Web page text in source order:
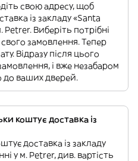
свою адресу, щоб
із закладу «Santa
Виберіть потрібні
замовлення. Тепер
Відразу після цього
і вже незабаром
до ваших дверей.
коштує доставка із
доставка із закладу
у м. Petrer, див. вартість